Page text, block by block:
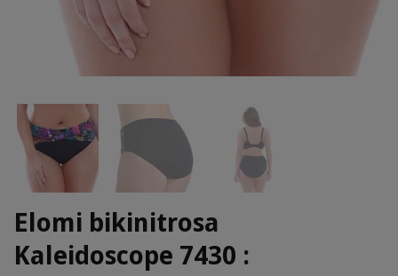
Elomi bikinitrosa
Kaleidoscope 7430 :